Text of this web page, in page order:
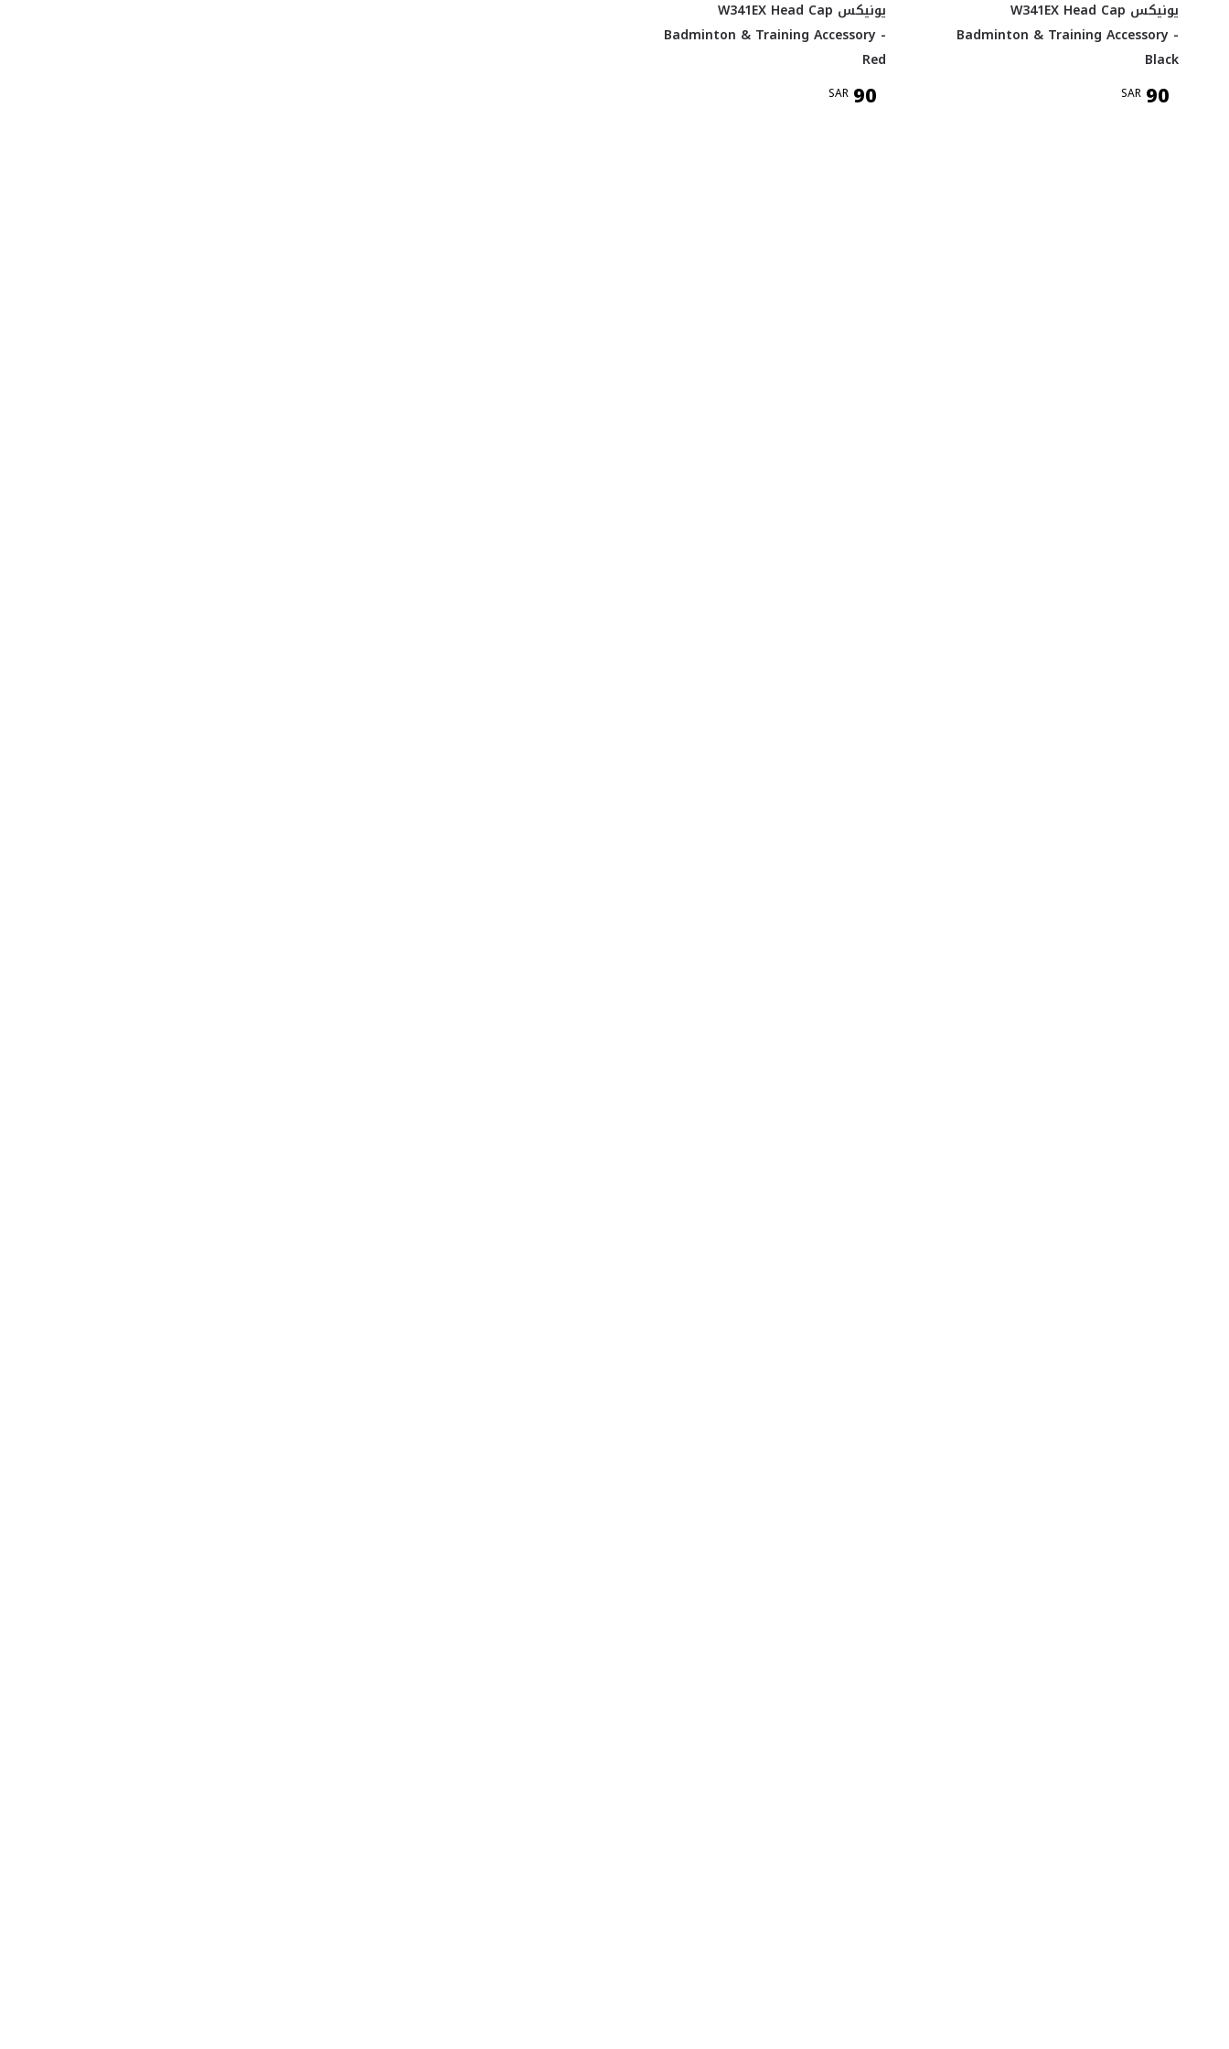
يونيكس W341EX Head Cap
Badminton & Training Accessory -
Black
SAR 90
يونيكس W341EX Head Cap
Badminton & Training Accessory -
Red
SAR 90